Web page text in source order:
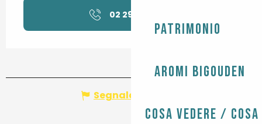
Patrimonio
Aromi Bigouden
Cosa vedere /
02 29 40 49
Segnala un errore